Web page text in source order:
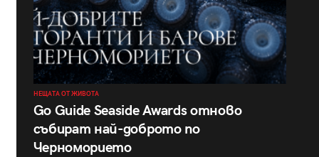
НЕЩАТА ОТ ЖИВОТА
Go Guide Seaside Awards отново
събират най-доброто по
Черноморието